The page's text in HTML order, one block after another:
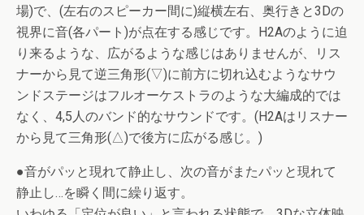
場)で、(左右のスピーカー間に)縦横左右、奥行きと3Dの
視界に音(各パート)が点在する感じです。H2Aのように迫
り来るような、広がるような感じはありませんが、リス
ナーから見て逆三角形(▽)に前方に切れ込むようなサウ
ンドステージはフルオーケストラのような大編成的では
なく、4,5人のバンド的なサウンドです。(H2Aはリスナー
から見て三角形(△)で後方に広がる感じ。)
●音がパッと現れて静止し、次の音がまたパッと現れて
静止し…を瞬く間に繰り返す。